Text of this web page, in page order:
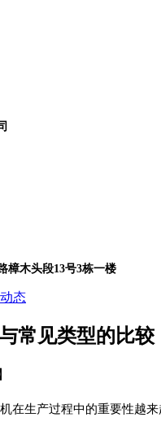
樟木头段13号3栋一楼
态
常见类型的比较
】
在生产过程中的重要性越